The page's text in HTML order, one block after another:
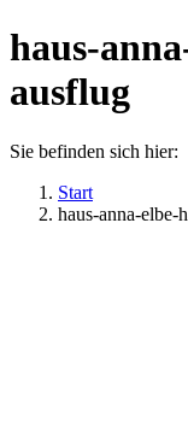
haus-
ausflug
Sie befinden sich hier:
Start
haus-anna-elbe-